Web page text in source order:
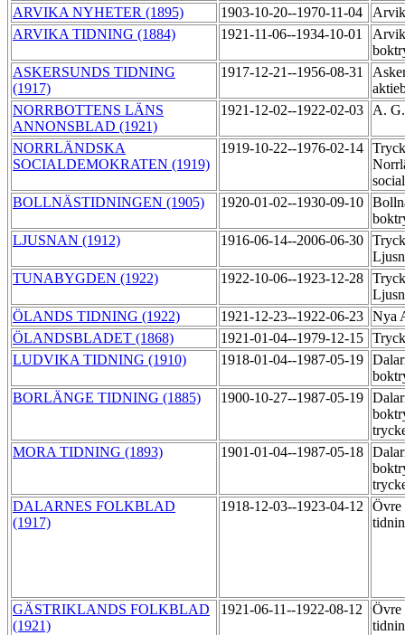
ARVIKA NYHETER (1895)
1903-10-20--1970-11-04
ARVIKA TIDNING (1884)
1921-11-06--1934-10-01
ASKERSUNDS TIDNING
(1917)
1917-12-21--1956-08-31
NORRBOTTENS LÄNS
ANNONSBLAD (1921)
1921-12-02--1922-02-03 A.
NORRLÄNDSKA
SOCIALDEMOKRATEN (1919)
1919-10-22--1976-02-14
BOLLNÄSTIDNINGEN (1905)
1920-01-02--1930-09-10
LJUSNAN (1912)
1916-06-14--2006-06-30
TUNABYGDEN (1922)
1922-10-06--1923-12-28
ÖLANDS TIDNING (1922)
1921-12-23--1922-06-23 Nya
ÖLANDSBLADET (1868)
1921-01-04--1979-12-15
LUDVIKA TIDNING (1910)
1918-01-04--1987-05-19
BORLÄNGE TIDNING (1885)
1900-10-27--1987-05-19
MORA TIDNING (1893)
1901-01-04--1987-05-18
DALARNES FOLKBLAD
(1917)
1918-12-03--1923-04-12
Övre
GÄSTRIKLANDS FOLKBLAD
(1921)
1921-06-11--1922-08-12
Övre